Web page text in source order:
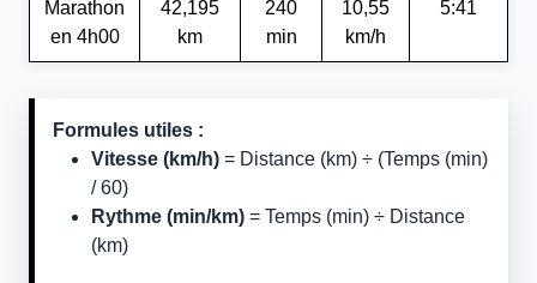
Marathon
en 4h00
42,195
km
240
min
10,55
km/h
5:41
Formules utiles :
Vitesse (km/h) = Distance (km) ÷ (Temps (min)
/ 60)
Rythme (min/km) = Temps (min) ÷ Distance
(km)